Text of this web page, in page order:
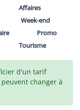
Affaires
Week-end
Promo
Tourisme
d'un tarif
changer à